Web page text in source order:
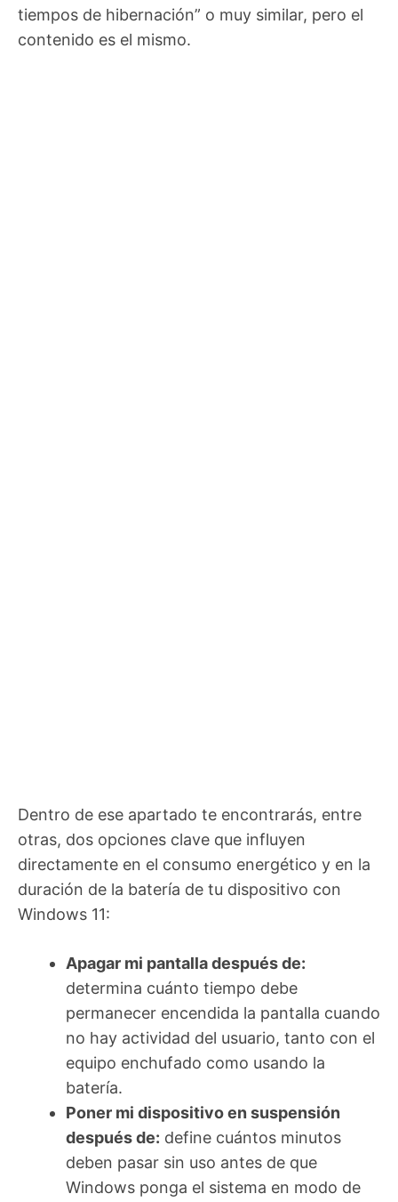
tiempos de hibernación” o muy similar, pero el
contenido es el mismo.
Dentro de ese apartado te encontrarás, entre
otras, dos opciones clave que influyen
directamente en el consumo energético y en la
duración de la batería de tu dispositivo con
Windows 11:
Apagar mi pantalla después de:
determina cuánto tiempo debe
permanecer encendida la pantalla cuando
no hay actividad del usuario, tanto con el
equipo enchufado como usando la
batería.
Poner mi dispositivo en suspensión
después de: define cuántos minutos
deben pasar sin uso antes de que
Windows ponga el sistema en modo de